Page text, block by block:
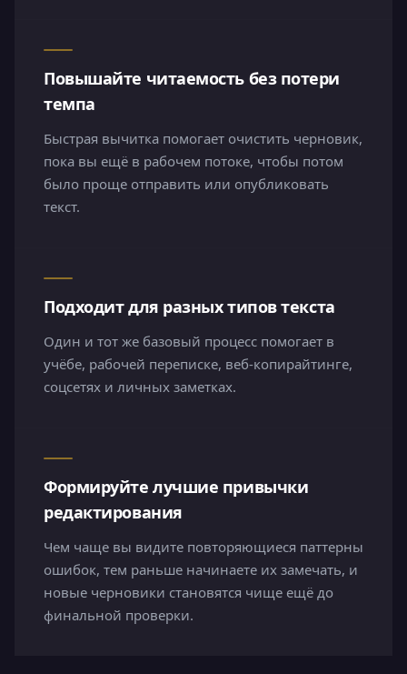
Повышайте читаемость без потери
темпа
Быстрая вычитка помогает очистить черновик,
пока вы ещё в рабочем потоке, чтобы потом
было проще отправить или опубликовать
текст.
Подходит для разных типов текста
Один и тот же базовый процесс помогает в
учёбе, рабочей переписке, веб-копирайтинге,
соцсетях и личных заметках.
Формируйте лучшие привычки
редактирования
Чем чаще вы видите повторяющиеся паттерны
ошибок, тем раньше начинаете их замечать, и
новые черновики становятся чище ещё до
финальной проверки.